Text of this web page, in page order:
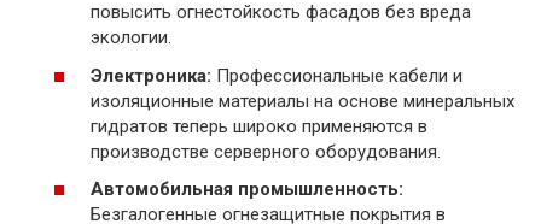
повысить огнестойкость фасадов без вреда
экологии.
Электроника: Профессиональные кабели и
изоляционные материалы на основе минеральных
гидратов теперь широко применяются в
производстве серверного оборудования.
Автомобильная промышленность:
Безгалогенные огнезащитные покрытия в